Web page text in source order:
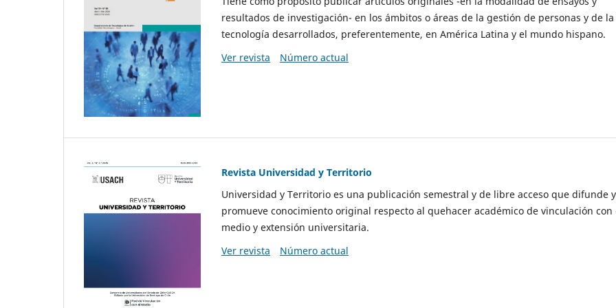
resultados de investigación- en los ámbitos o áreas de la gestión de personas y de la
tecnología desarrollados, preferentemente, en América Latina y el mundo hispano.
Ver revista
Número actual
Revista Universidad y Territorio
Universidad y Territorio es una publicación semestral y de libre acceso que difunde y
promueve conocimiento original respecto al quehacer académico de vinculación con
medio y extensión universitaria.
Ver revista
Número actual